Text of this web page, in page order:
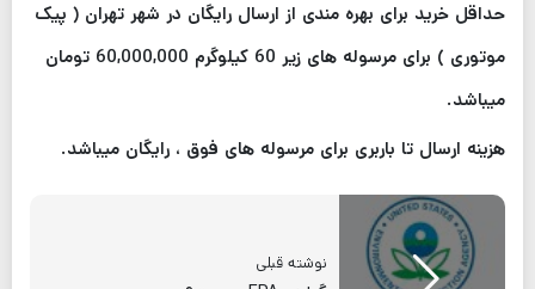
حداقل خرید برای بهره مندی از ارسال رایگان در شهر تهران ( پیک
موتوری ) برای مرسوله های زیر 60 کیلوگرم 60,000,000 تومان
میباشد.
هزینه ارسال تا باربری برای مرسوله های فوق ، رایگان میباشد.
نوشته قبلی